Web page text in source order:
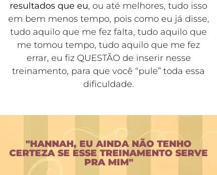
resultados que eu, ou até melhores, tudo isso
em bem menos tempo, pois como eu já disse,
tudo aquilo que me fez falta, tudo aquilo que
me tomou tempo, tudo aquilo que me fez
errar, eu fiz QUESTÃO de inserir nesse
treinamento, para que você “pule” toda essa
dificuldade.
"HANNAH, EU AINDA NÃO TENHO
CERTEZA SE ESSE TREINAMENTO SERVE
PRA MIM"